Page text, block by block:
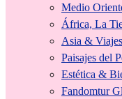
Medio
África, La
Asia &
Paisajes del
Estética &
Fandomtur